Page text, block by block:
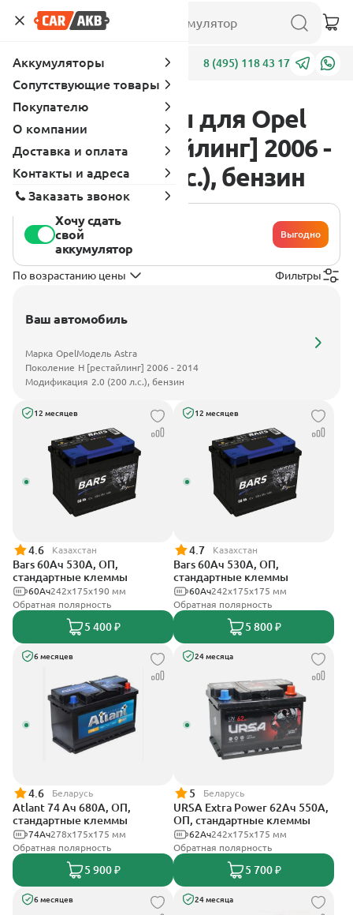
Адреса 8 (495) 118 43 17
Аккумуляторы для Opel
Astra H [рестайлинг] 2006 -
2014 2.0 (200 л.с.), бензин
Хочу сдать
свой
аккумулятор
Выгодно
По возрастанию цены Фильтры
Ваш автомобиль
Марка OpelМодель Astra
Поколение H [рестайлинг] 2006 - 2014
Модификация 2.0 (200 л.с.), бензин
12 месяцев
4.6 Казахстан
Bars 60Ач 530А, ОП,
стандартные клеммы
242х175х190 мм
60Ач
Обратная полярность
5 400 ₽
12 месяцев
4.7 Казахстан
Bars 60Ач 530А, ОП,
стандартные клеммы
242х175х175 мм
60Ач
Обратная полярность
5 800 ₽
6 месяцев
4.6 Беларусь
Atlant 74 Ач 680А, ОП,
стандартные клеммы
278х175х175 мм
74Ач
Обратная полярность
5 900 ₽
24 месяца
5 Беларусь
URSA Extra Power 62Ач 550А,
ОП, стандартные клеммы
242х175х175 мм
62Ач
Обратная полярность
5 700 ₽
6 месяцев 24 месяца
Аккумуляторы
Сопутствующие товары
Покупателю
О компании
Доставка и оплата
Контакты и адреса
Заказать звонок